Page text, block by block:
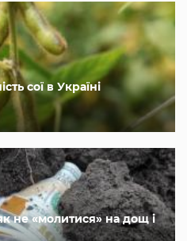
сої в Україні
не «молитися» на дощ і